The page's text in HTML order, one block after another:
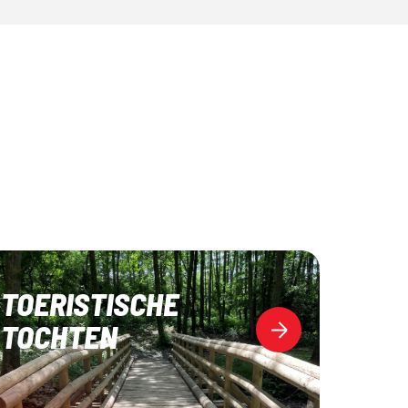
TOERISTISCHE
TOCHTEN